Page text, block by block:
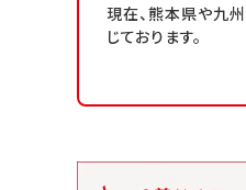
現在、熊本県や九
じております。